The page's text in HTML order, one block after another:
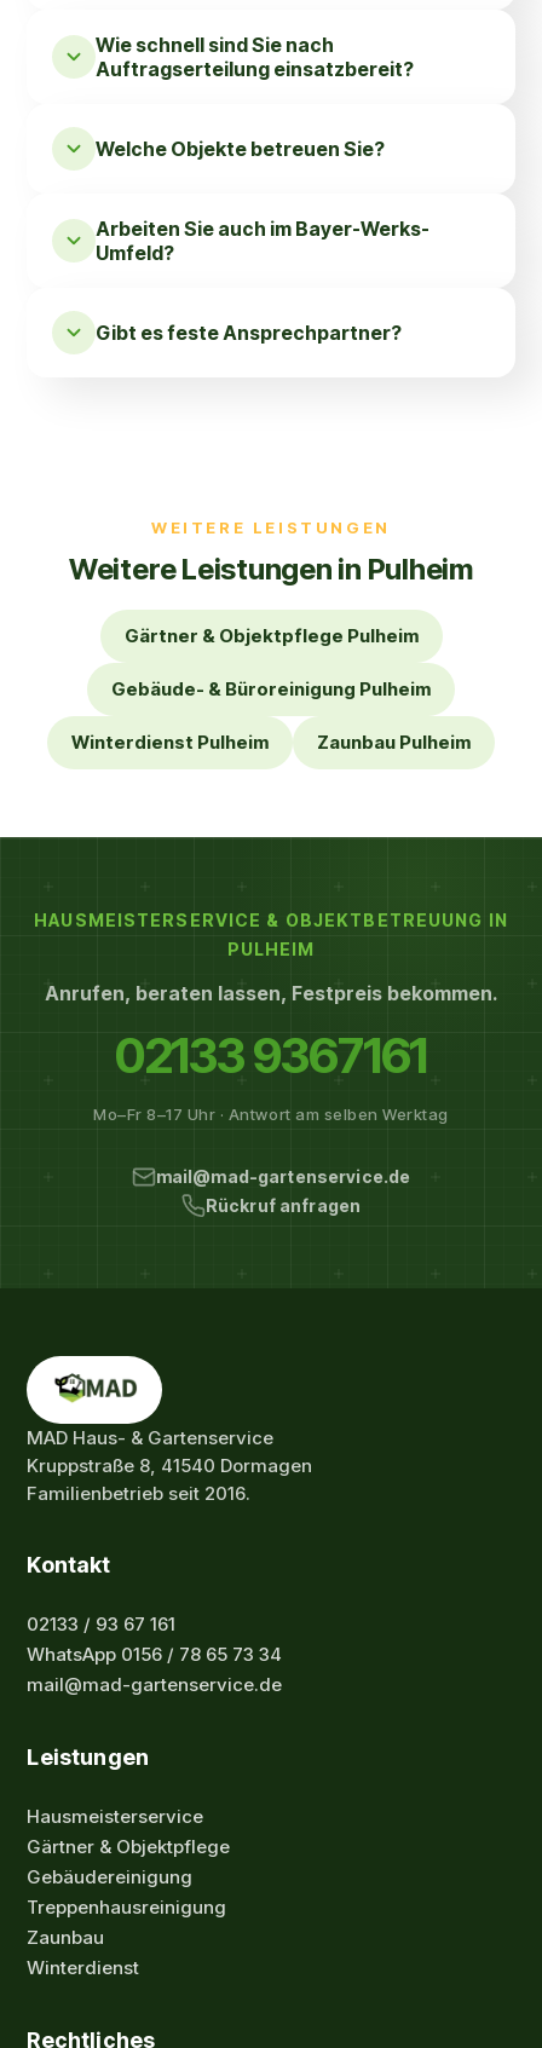
Wie schnell sind Sie nach
Auftragserteilung einsatzbereit?
Welche Objekte betreuen Sie?
Arbeiten Sie auch im Bayer-Werks-
Umfeld?
Gibt es feste Ansprech­partner?
WEITERE LEISTUNGEN
Weitere Leistungen in Pulheim
Gärtner & Objektpflege Pulheim
Gebäude- & Büroreinigung Pulheim
Winterdienst Pulheim Zaunbau Pulheim
HAUSMEISTERSERVICE & OBJEKTBETREUUNG IN
PULHEIM
Anrufen, beraten lassen, Festpreis bekommen.
02133 9367161
Mo–Fr 8–17 Uhr · Antwort am selben Werktag
mail@mad-gartenservice.de
Rückruf anfragen
MAD Haus- & Gartenservice
Kruppstraße 8, 41540 Dormagen
Familienbetrieb seit 2016.
Kontakt
02133 / 93 67 161
WhatsApp 0156 / 78 65 73 34
mail@mad-gartenservice.de
Leistungen
Hausmeisterservice
Gärtner & Objektpflege
Gebäudereinigung
Treppenhausreinigung
Zaunbau
Winterdienst
Rechtliches